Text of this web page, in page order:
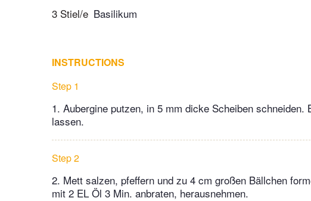
3 Stiel/e Basilikum
INSTRUCTIONS
Step 1
1. Aubergine putzen, in 5 mm dicke Scheiben
lassen.
Step 2
2. Mett salzen, pfeffern und zu 4 cm großen Bällchen
mit 2 EL Öl 3 Min. anbraten, herausnehmen.